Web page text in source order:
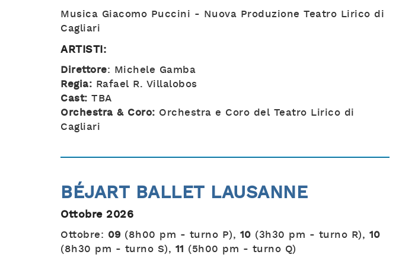
Musica Giacomo Puccini - Nuova Produzione Teatro Lirico di
Cagliari
ARTISTI:
Direttore: Michele Gamba
Regia: Rafael R. Villalobos
Cast: TBA
Orchestra & Coro: Orchestra e Coro del Teatro Lirico di
Cagliari
BÉJART BALLET LAUSANNE
Ottobre 2026
Ottobre: 09(8h00 pm - turno P), 10 (3h30 pm - turno R), 10
(8h30 pm - turno S), 11 (5h00 pm - turno Q)